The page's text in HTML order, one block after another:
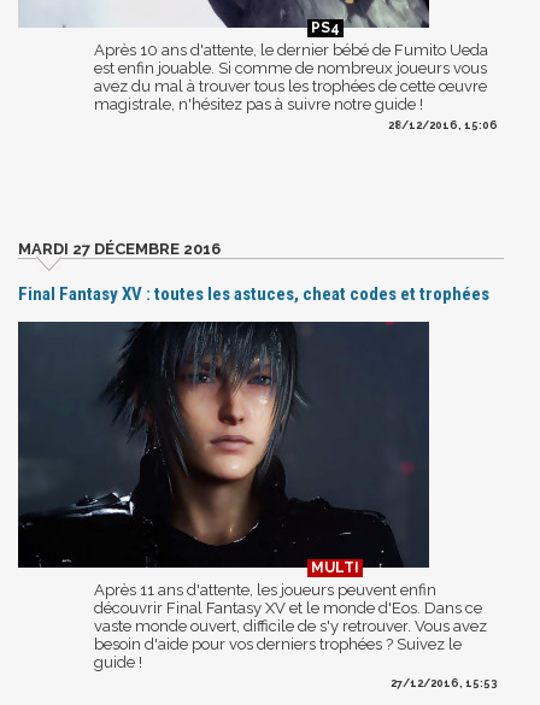
Après 10 ans d'attente, le dernier bébé de Fumito Ueda
est enfin jouable. Si comme de nombreux joueurs vous
avez du mal à trouver tous les trophées de cette œuvre
magistrale, n'hésitez pas à suivre notre guide !
28/12/2016, 15:06
MARDI 27 DÉCEMBRE 2016
Final Fantasy XV : toutes les astuces, cheat codes et trophées
Après 11 ans d'attente, les joueurs peuvent enfin
découvrir Final Fantasy XV et le monde d'Eos. Dans ce
vaste monde ouvert, difficile de s'y retrouver. Vous avez
besoin d'aide pour vos derniers trophées ? Suivez le
guide !
27/12/2016, 15:53